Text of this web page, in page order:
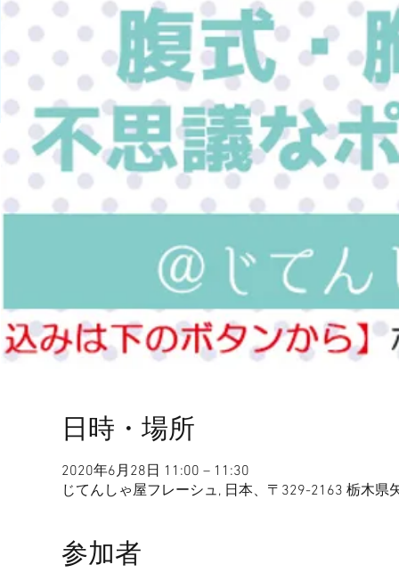
日時・場所
2020年6月28日 11:00 – 11:30
じてんしゃ屋フレーシュ, 日本、〒329-2163 栃木県
参加者